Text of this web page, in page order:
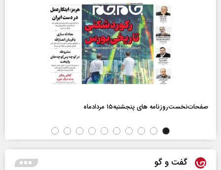
صفحات‌نخست‌روزنامه ها‌ی پنجشنبه‌۱۵ مردادماه
گفت و گو